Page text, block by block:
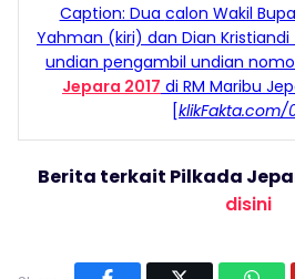
Caption: Dua calon Wakil
Yahman (kiri) dan Dian
undian pengambil undian
Jepara 2017 di RM Maribu
[klikFakta.com/
Berita terkait Pilkada
disini